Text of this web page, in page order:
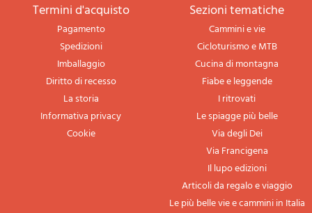
termini d'acquisto
Pagamento
Spedizioni
Imballaggio
Diritto di recesso
La storia
Informativa privacy
Cookie
sezioni tematiche
Cammini e vie
Cicloturismo e MTB
Cucina di montagna
Fiabe e leggende
I ritrovati
Le spiagge più belle
Via degli Dei
Via Francigena
Il lupo edizioni
Articoli da regalo e viaggio
Le più belle vie e cammini in Italia